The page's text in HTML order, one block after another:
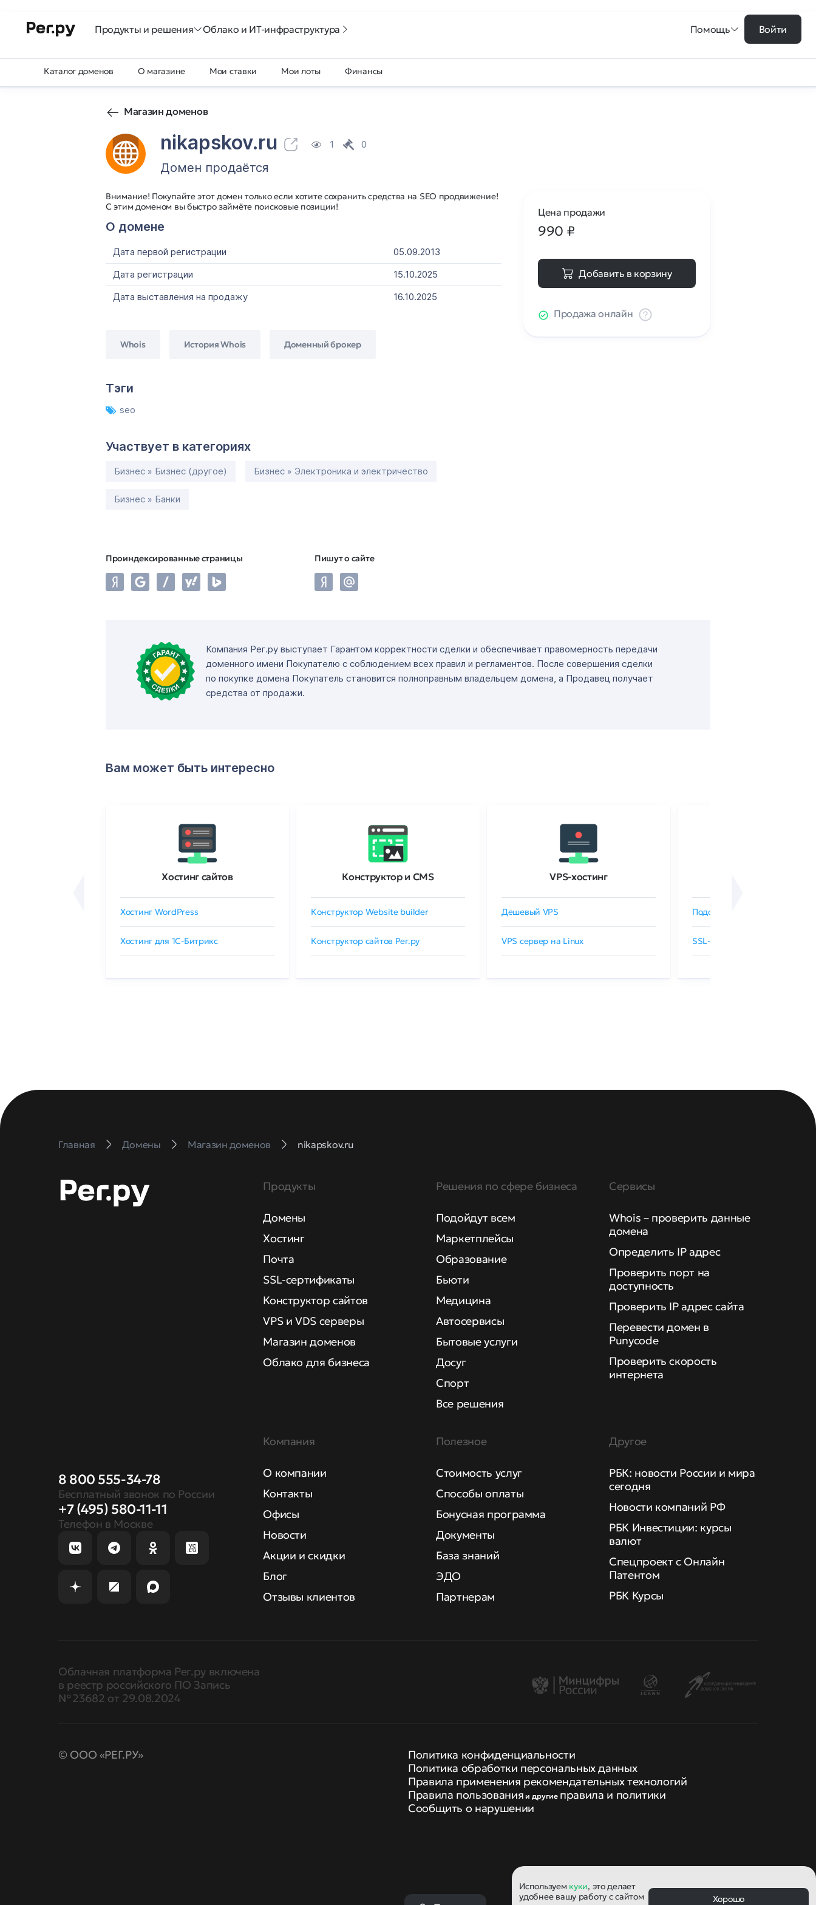
Продукты и решения Облако и ИТ-инфраструктура Помощь Войти
Каталог доменов О магазине Мои ставки Мои лоты Финансы
Магазин доменов
nikapskov.ru 1 0
Домен продаётся
Внимание! Покупайте этот домен только если хотите сохранить средства на SEO продвижение!
С этим доменом вы быстро займёте поисковые позиции!
О домене
Дата первой регистрации
05.09.2013
Дата регистрации
15.10.2025
Дата выставления на продажу
16.10.2025
Whois История Whois Доменный брокер
Тэги
seo
Участвует в категориях
Бизнес » Бизнес (другое) Бизнес » Электроника и электричество
Бизнес » Банки
Проиндексированные страницы Пишут о сайте
Цена продажи
990 ₽
Добавить в корзину
Продажа онлайн
Компания Рег.ру выступает Гарантом корректности сделки и обеспечивает правомерность передачи
доменного имени Покупателю с соблюдением всех правил и регламентов. После совершения сделки
по покупке домена Покупатель становится полноправным владельцем домена, а Продавец получает
средства от продажи.
Вам может быть интересно
Хостинг сайтов
Хостинг WordPress
Хостинг для 1C-Битрикс
Конструктор и CMS
Конструктор Website builder
Конструктор сайтов Рег.ру
VPS-хостинг
Дешевый VPS
VPS сервер на Linux
Подобрать SSL-сертификат
SSL-сертификаты GlobalSign
Главная Домены Магазин доменов nikapskov.ru
8 800 555-34-78
Бесплатный звонок по России
+7 (495) 580-11-11
Телефон в Москве
Продукты
Домены
Хостинг
Почта
SSL-сертификаты
Конструктор сайтов
VPS и VDS серверы
Магазин доменов
Облако для бизнеса
Решения по сфере бизнеса
Подойдут всем
Маркетплейсы
Образование
Бьюти
Медицина
Автосервисы
Бытовые услуги
Досуг
Спорт
Все решения
Сервисы
Whois – проверить данные
домена
Определить IP адрес
Проверить порт на
доступность
Проверить IP адрес сайта
Перевести домен в
Punycode
Проверить скорость
интернета
Компания
О компании
Контакты
Офисы
Новости
Акции и скидки
Блог
Отзывы клиентов
Полезное
Стоимость услуг
Способы оплаты
Бонусная программа
Документы
База знаний
ЭДО
Партнерам
Другое
РБК: новости России и мира
сегодня
Новости компаний РФ
РБК Инвестиции: курсы
валют
Спецпроект с Онлайн
Патентом
РБК Курсы
Облачная платформа Рег.ру включена
в реестр российского ПО Запись
№ 23682 от 29.08.2024
© ООО «РЕГ.РУ»
Политика конфиденциальности
Политика обработки персональных данных
Правила применения рекомендательных технологий
Правила пользования и другие правила и политики
Сообщить о нарушении
Используем куки, это делает
удобнее вашу работу с сайтом
Хорошо